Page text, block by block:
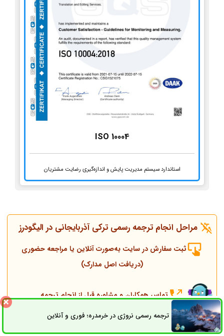
ISO 10004
استاندارد سیستم مدیریت پایش و اندازه‌گیری رضایت مشتریان
مراحل انجام ترجمه رسمی ترکی آذربایجانی در الیگودرز
ثبت سفارش در سایت به‌صورت آنلاین یا مراجعه حضوری
(دریافت اصل مدارک)
تماس همکاران و مشاوره قبل از انجام ترجمه
ترجمه رسمی نروژی در خرمدره؛ فوری و آنلاینثبت سفارش راه های ارتباطی